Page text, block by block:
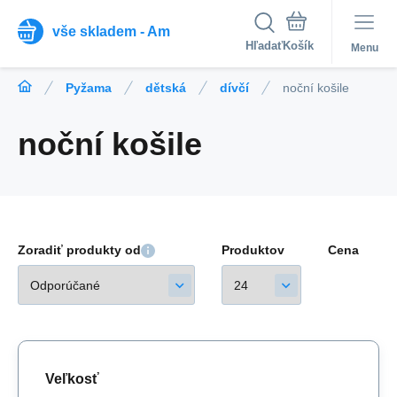
vše skladem - Am
Hľadať Menu
Pyžama dětská dívčí noční košile
noční košile
Zoradiť produkty od Produktov Cena
Veľkosť